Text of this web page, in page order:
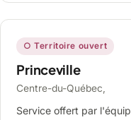
○ Territoire ouvert
Princeville
Centre-du-Québec,
Service offert par